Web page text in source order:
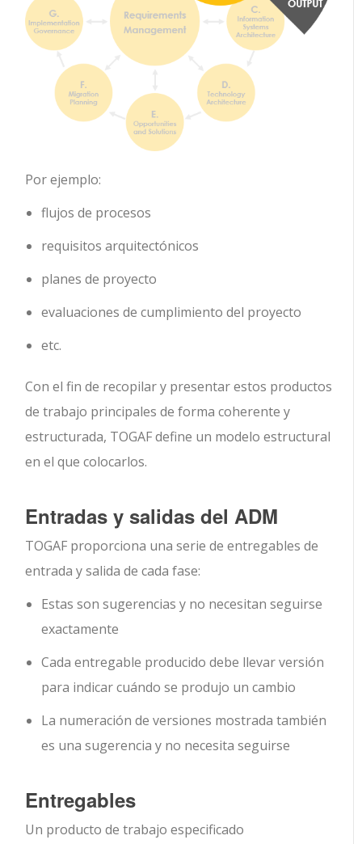
Por ejemplo:
flujos de procesos
requisitos arquitectónicos
planes de proyecto
evaluaciones de cumplimiento del proyecto
etc.
Con el fin de recopilar y presentar estos productos
de trabajo principales de forma coherente y
estructurada, TOGAF define un modelo estructural
en el que colocarlos.
Entradas y salidas del ADM
TOGAF proporciona una serie de entregables de
entrada y salida de cada fase:
Estas son sugerencias y no necesitan seguirse
exactamente
Cada entregable producido debe llevar versión
para indicar cuándo se produjo un cambio
La numeración de versiones mostrada también
es una sugerencia y no necesita seguirse
Entregables
Un producto de trabajo especificado